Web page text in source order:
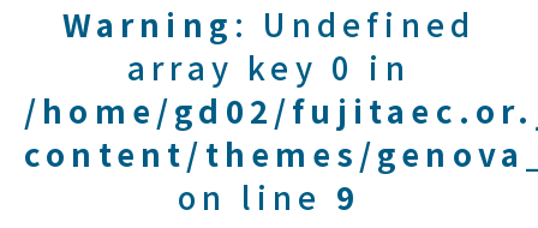
Warning : Undefined
array key 0 in
/home/gd02/
content/themes/
on line 9